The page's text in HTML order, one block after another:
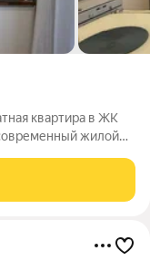
квартира в ЖК
2016 году.